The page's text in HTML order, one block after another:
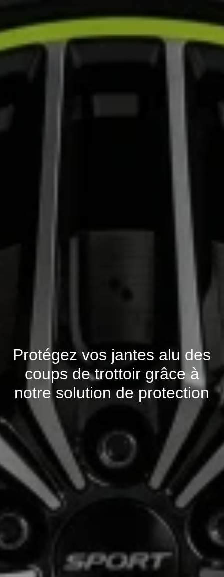
Protégez vos jantes alu des
coups de trottoir grâce à
notre solution de protection